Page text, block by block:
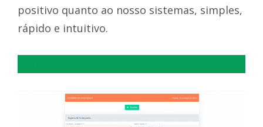
positivo quanto ao nosso sistemas, simples,
rápido e intuitivo.